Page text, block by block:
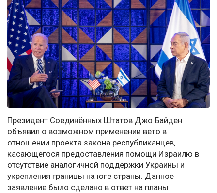
Президент Соединённых Штатов Джо Байден
объявил о возможном применении вето в
отношении проекта закона республиканцев,
касающегося предоставления помощи Израилю в
отсутствие аналогичной поддержки Украины и
укрепления границы на юге страны. Данное
заявление было сделано в ответ на планы